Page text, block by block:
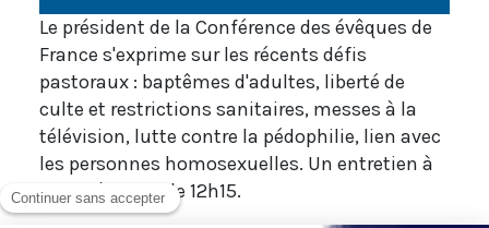
Le président de la Conférence des évêques de
France s'exprime sur les récents défis
pastoraux : baptêmes d'adultes, liberté de
culte et restrictions sanitaires, messes à la
télévision, lutte contre la pédophilie, lien avec
les personnes homosexuelles. Un entretien à
suivre à partir de 12h15.